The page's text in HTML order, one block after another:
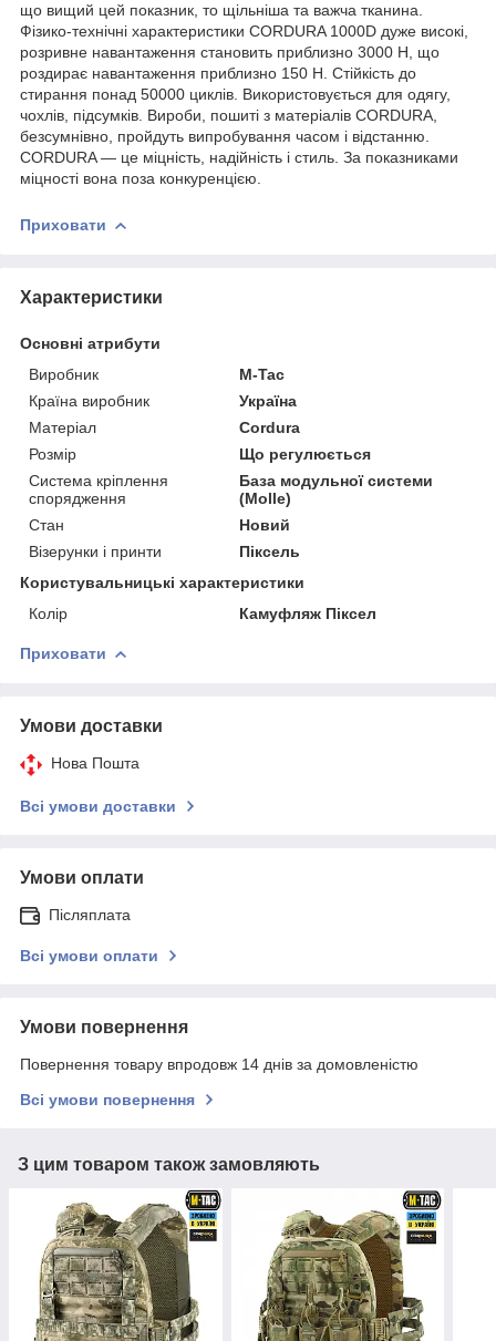
що вищий цей показник, то щільніша та важча тканина.
Фізико-технічні характеристики CORDURA 1000D дуже високі,
розривне навантаження становить приблизно 3000 Н, що
роздирає навантаження приблизно 150 Н. Стійкість до
стирання понад 50000 циклів. Використовується для одягу,
чохлів, підсумків. Вироби, пошиті з матеріалів CORDURA,
безсумнівно, пройдуть випробування часом і відстанню.
CORDURA — це міцність, надійність і стиль. За показниками
міцності вона поза конкуренцією.
Приховати
Характеристики
Основні атрибути
Виробник
M-Tac
Країна виробник
Україна
Матеріал
Cordura
Розмір
Що регулюється
Система кріплення
спорядження
База модульної системи
(Molle)
Стан
Новий
Візерунки і принти
Піксель
Користувальницькі характеристики
Колір
Камуфляж Піксел
Приховати
Умови доставки
Нова Пошта
Всі умови доставки
Умови оплати
Післяплата
Всі умови оплати
Умови повернення
Повернення товару впродовж 14 днів за домовленістю
Всі умови повернення
З цим товаром також замовляють